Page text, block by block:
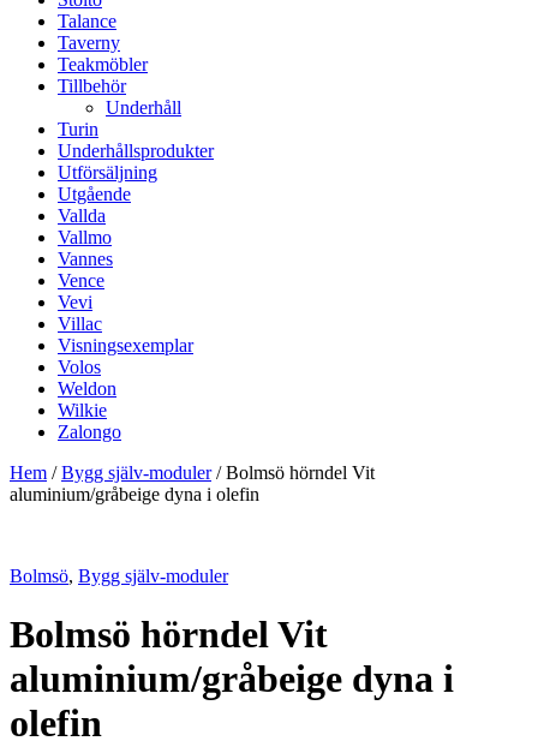
Talance
Taverny
Teakmöbler
Tillbehör
Underhåll
Turin
Underhållsprodukter
Utförsäljning
Utgående
Vallda
Vallmo
Vannes
Vence
Vevi
Villac
Visningsexemplar
Volos
Weldon
Wilkie
Zalongo
Hem /Bygg själv-moduler/ Bolmsö hörndel Vit
aluminium/gråbeige dyna i olefin
Bolmsö, Bygg själv-moduler
Bolmsö hörndel Vit
aluminium/gråbeige dyna i
olefin